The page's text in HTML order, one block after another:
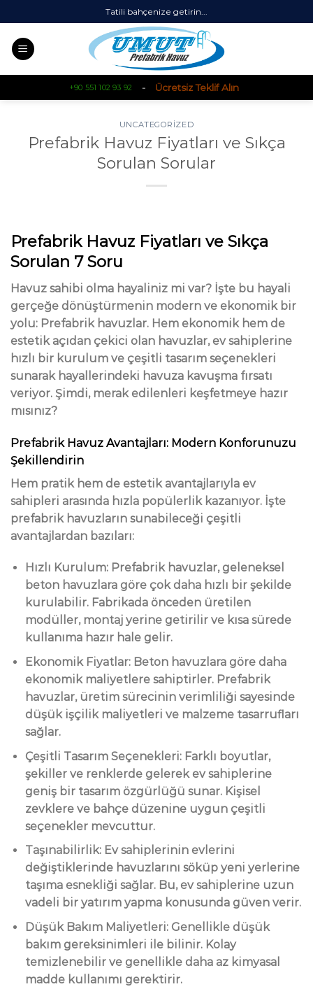
to
content
Tatili bahçenize getirin...
+90 551 102 93 92 - Ücretsiz Teklif Alın
UNCATEGORIZED
Prefabrik Havuz Fiyatları ve Sıkça
Sorulan Sorular
Prefabrik Havuz Fiyatları ve Sıkça
Sorulan 7 Soru
Havuz sahibi olma hayaliniz mi var? İşte bu hayali
gerçeğe dönüştürmenin modern ve ekonomik bir
yolu: Prefabrik havuzlar. Hem ekonomik hem de
estetik açıdan çekici olan havuzlar, ev sahiplerine
hızlı bir kurulum ve çeşitli tasarım seçenekleri
sunarak hayallerindeki havuza kavuşma fırsatı
veriyor. Şimdi, merak edilenleri keşfetmeye hazır
mısınız?
Prefabrik Havuz Avantajları: Modern Konforunuzu
Şekillendirin
Hem pratik hem de estetik avantajlarıyla ev
sahipleri arasında hızla popülerlik kazanıyor. İşte
prefabrik havuzların sunabileceği çeşitli
avantajlardan bazıları:
Hızlı Kurulum: Prefabrik havuzlar, geleneksel
beton havuzlara göre çok daha hızlı bir şekilde
kurulabilir. Fabrikada önceden üretilen
modüller, montaj yerine getirilir ve kısa sürede
kullanıma hazır hale gelir.
Ekonomik Fiyatlar: Beton havuzlara göre daha
ekonomik maliyetlere sahiptirler. Prefabrik
havuzlar, üretim sürecinin verimliliği sayesinde
düşük işçilik maliyetleri ve malzeme tasarrufları
sağlar.
Çeşitli Tasarım Seçenekleri: Farklı boyutlar,
şekiller ve renklerde gelerek ev sahiplerine
geniş bir tasarım özgürlüğü sunar. Kişisel
zevklere ve bahçe düzenine uygun çeşitli
seçenekler mevcuttur.
Taşınabilirlik: Ev sahiplerinin evlerini
değiştiklerinde havuzlarını söküp yeni yerlerine
taşıma esnekliği sağlar. Bu, ev sahiplerine uzun
vadeli bir yatırım yapma konusunda güven verir.
Düşük Bakım Maliyetleri: Genellikle düşük
bakım gereksinimleri ile bilinir. Kolay
temizlenebilir ve genellikle daha az kimyasal
madde kullanımı gerektirir.